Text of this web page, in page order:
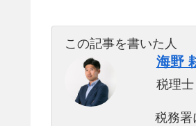
この記事を書いた人
海野
税理士
税務署